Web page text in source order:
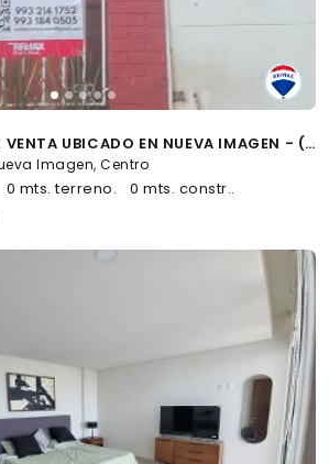
DEPARTAMENTO EN VENTA UBICADO EN NUEVA IMAGEN - (34)
Imagen, Centro
0 mts. terreno. 0 mts. constr..